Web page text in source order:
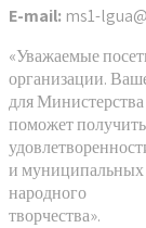
E-mail: ms1-
«Уважаемые
организации.
для
поможет
и муниципальных
народного
творчества».